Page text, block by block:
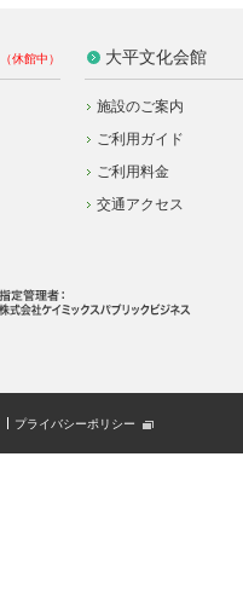
大平文化会館
施設のご案内
ご利用ガイド
ご利用料金
交通アクセス
プライバシーポリシー